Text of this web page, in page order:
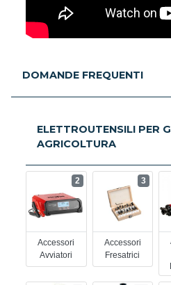
DOMANDE FREQUENTI
ELETTROUTENSILI PER
AGRICOLTURA
Accessori
Avviatori
2
Accessori
Fresatrici
3